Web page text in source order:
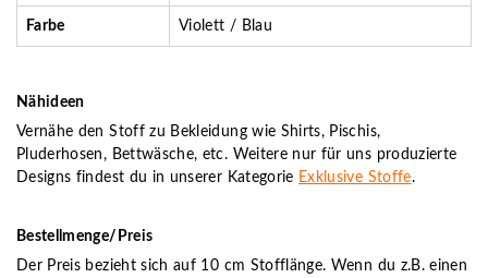
Farbe Violett / Blau
Nähideen
Vernähe den Stoff zu Bekleidung wie Shirts, Pischis,
Pluderhosen, Bettwäsche, etc. Weitere nur für uns produzierte
Designs findest du in unserer Kategorie Exklusive Stoffe.
Bestellmenge/Preis
Der Preis bezieht sich auf 10 cm Stofflänge. Wenn du z.B. einen